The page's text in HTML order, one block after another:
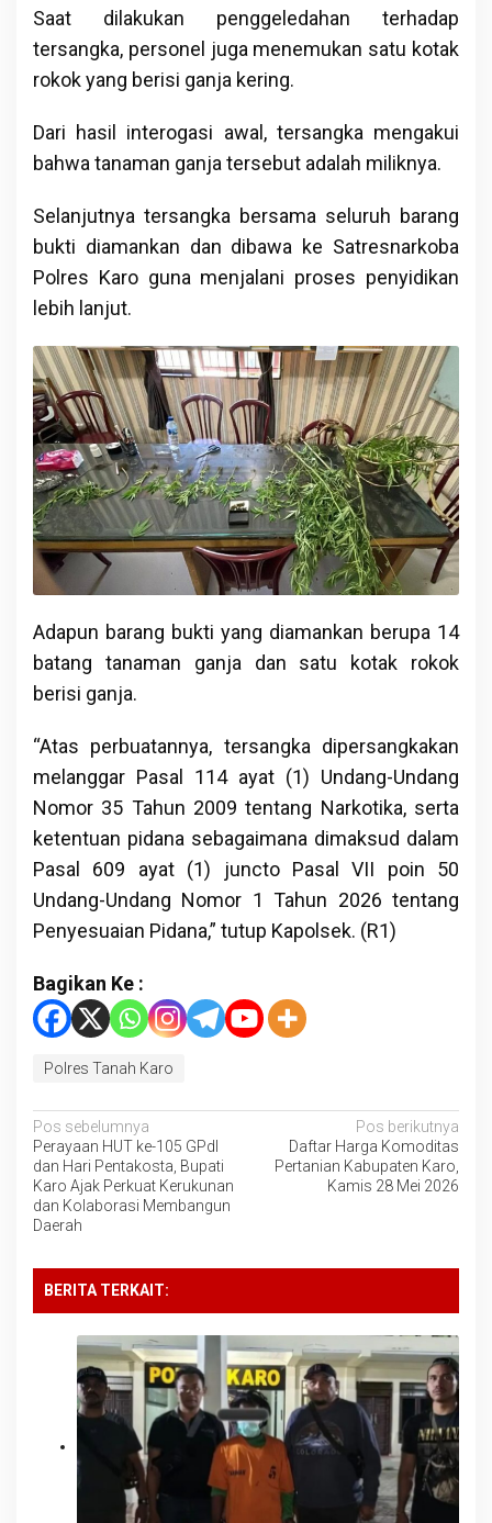
Saat dilakukan penggeledahan terhadap
tersangka, personel juga menemukan satu kotak
rokok yang berisi ganja kering.
Dari hasil interogasi awal, tersangka mengakui
bahwa tanaman ganja tersebut adalah miliknya.
Selanjutnya tersangka bersama seluruh barang
bukti diamankan dan dibawa ke Satresnarkoba
Polres Karo guna menjalani proses penyidikan
lebih lanjut.
Adapun barang bukti yang diamankan berupa 14
batang tanaman ganja dan satu kotak rokok
berisi ganja.
“Atas perbuatannya, tersangka dipersangkakan
melanggar Pasal 114 ayat (1) Undang-Undang
Nomor 35 Tahun 2009 tentang Narkotika, serta
ketentuan pidana sebagaimana dimaksud dalam
Pasal 609 ayat (1) juncto Pasal VII poin 50
Undang-Undang Nomor 1 Tahun 2026 tentang
Penyesuaian Pidana,” tutup Kapolsek. (R1)
Bagikan Ke :
Polres Tanah Karo
Navigasi
pos
Pos sebelumnya
Perayaan HUT ke-105 GPdI
dan Hari Pentakosta, Bupati
Karo Ajak Perkuat Kerukunan
dan Kolaborasi Membangun
Daerah
Pos berikutnya
Daftar Harga Komoditas
Pertanian Kabupaten Karo,
Kamis 28 Mei 2026
BERITA TERKAIT: